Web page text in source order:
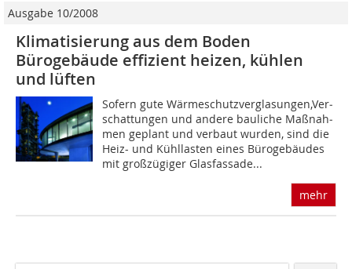
Ausgabe 10/2008
Klimatisierung aus dem Boden
Bürogebäude effizient heizen, kühlen
und lüften
Sofern gute Wärmeschutzverglasungen,Ver­
schattungen und andere bauliche Maßnah­
men geplant und verbaut wurden, sind die
Heiz- und Kühllasten eines Bürogebäudes
mit großzügiger Glasfassade...
mehr